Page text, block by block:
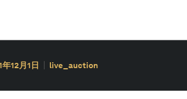
12月1日 live_auction